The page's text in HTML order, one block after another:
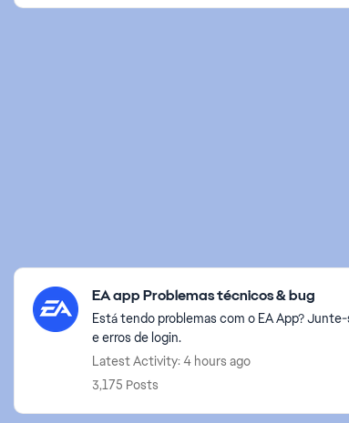
Featured Places
EA app Problemas técnicos & bug
Está tendo problemas com o EA App?
e erros de login.
Latest Activity: 4 hours ago
3,175 Posts